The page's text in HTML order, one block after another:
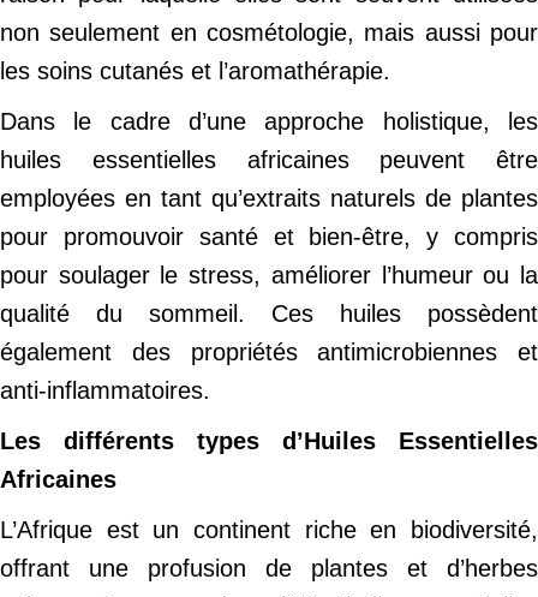
non seulement en cosmétologie, mais aussi pour
les soins cutanés et l’aromathérapie.
Dans le cadre d’une approche holistique, les
huiles essentielles africaines peuvent être
employées en tant qu’extraits naturels de plantes
pour promouvoir santé et bien-être, y compris
pour soulager le stress, améliorer l’humeur ou la
qualité du sommeil. Ces huiles possèdent
également des propriétés antimicrobiennes et
anti-inflammatoires.
Les différents types d’Huiles Essentielles
Africaines
L’Afrique est un continent riche en biodiversité,
offrant une profusion de plantes et d’herbes